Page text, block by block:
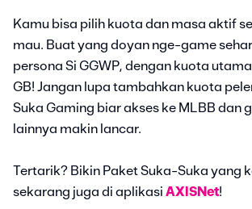
Kamu bisa pilih kuota dan masa aktif
mau. Buat yang doyan nge-game
persona Si GGWP, dengan kuota
GB! Jangan lupa tambahkan kuota
Suka Gaming biar akses ke MLBB dan
lainnya makin lancar.
Tertarik? Bikin Paket Suka-Suka yang
sekarang juga di aplikasi AXISNet!